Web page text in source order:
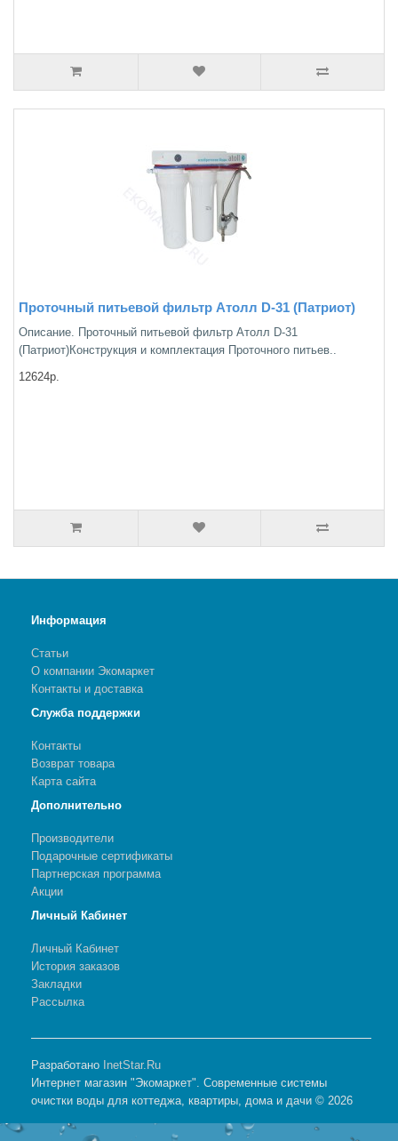
Проточный питьевой фильтр Атолл D-31 (Патриот)
Описание. Проточный питьевой фильтр Атолл D-31
(Патриот)Конструкция и комплектация Проточного питьев..
12624р.
Информация
Статьи
О компании Экомаркет
Контакты и доставка
Служба поддержки
Контакты
Возврат товара
Карта сайта
Дополнительно
Производители
Подарочные сертификаты
Партнерская программа
Акции
Личный Кабинет
Личный Кабинет
История заказов
Закладки
Рассылка
Разработано InetStar.Ru
Интернет магазин "Экомаркет". Современные системы
очистки воды для коттеджа, квартиры, дома и дачи © 2026